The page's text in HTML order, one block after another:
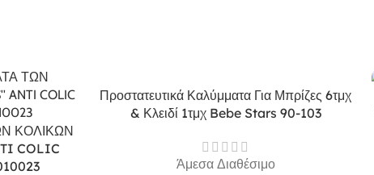
ΚΟΛΙΚΩΝ
COLIC
Προστατευτικά Καλύμματα Για Μπρίζες 6τμχ
& Κλειδί 1τμχ Bebe Stars 90-103
Άμεσα Διαθέσιμο